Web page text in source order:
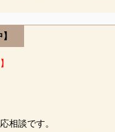
の
相談です。